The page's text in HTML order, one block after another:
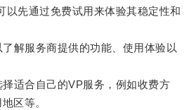
先通过免费试用来体验其稳定性和
服务商提供的功能、使用体验以
合自己的VP服务，例如收费方
区等。